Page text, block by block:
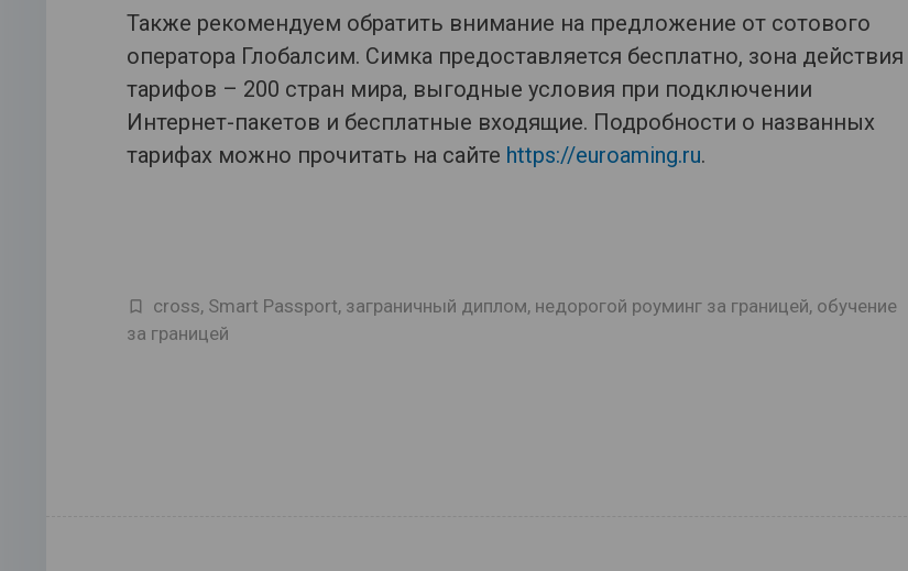
Также рекомендуем обратить внимание на предложение от сотового
оператора Глобалсим. Симка предоставляется бесплатно, зона действия
тарифов – 200 стран мира, выгодные условия при подключении
Интернет-пакетов и бесплатные входящие. Подробности о названных
тарифах можно прочитать на сайте https://euroaming.ru.
cross, Smart Passport, заграничный диплом, недорогой роуминг за границей, обучение
за границей